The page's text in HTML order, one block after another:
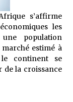
s’affirme
les
population
estimé à
continent se
la croissance